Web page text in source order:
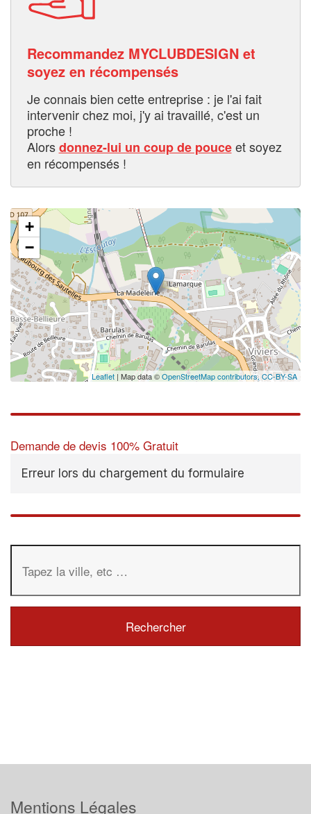
Recommandez MYCLUBDESIGN et
soyez en récompensés
Je connais bien cette entreprise : je l'ai fait
intervenir chez moi, j'y ai travaillé, c'est un
proche !
Alorsdonnez-lui un coup de pouceet soyez
en récompensés !
+
−
Leaflet | Map data ©OpenStreetMap contributors,CC-BY-SA
Demande de devis 100% Gratuit
Erreur lors du chargement du formulaire
Mentions Légales